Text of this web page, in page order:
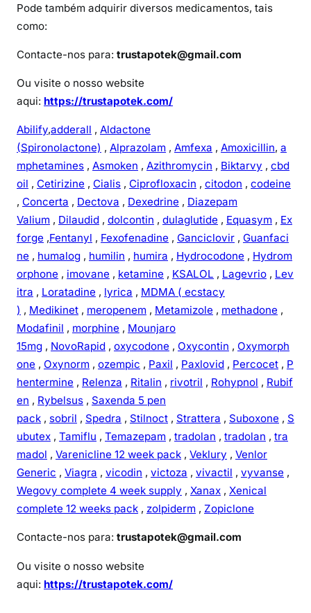
m
Pode também adquirir diversos medicamentos, tais
como:
Contacte-nos para: trustapotek@gmail.com
Ou visite o nosso website
aqui: https://trustapotek.com/
Abilify,adderall , Aldactone
(Spironolactone) , Alprazolam , Amfexa , Amoxicillin, a
mphetamines , Asmoken , Azithromycin , Biktarvy , cbd
oil , Cetirizine , Cialis , Ciprofloxacin , citodon , codeine
, Concerta , Dectova , Dexedrine , Diazepam
Valium , Dilaudid , dolcontin , dulaglutide , Equasym , Ex
forge ,Fentanyl , Fexofenadine , Ganciclovir , Guanfaci
ne , humalog , humilin , humira , Hydrocodone , Hydrom
orphone , imovane , ketamine , KSALOL , Lagevrio , Lev
itra , Loratadine , lyrica , MDMA ( ecstacy
) , Medikinet , meropenem , Metamizole , methadone ,
Modafinil , morphine , Mounjaro
15mg , NovoRapid , oxycodone , Oxycontin , Oxymorph
one , Oxynorm , ozempic , Paxil , Paxlovid , Percocet , P
hentermine , Relenza , Ritalin , rivotril , Rohypnol , Rubif
en , Rybelsus , Saxenda 5 pen
pack , sobril , Spedra , Stilnoct , Strattera , Suboxone , S
ubutex , Tamiflu , Temazepam , tradolan , tradolan , tra
madol , Varenicline 12 week pack , Veklury , Venlor
Generic , Viagra , vicodin , victoza , vivactil , vyvanse ,
Wegovy complete 4 week supply , Xanax , Xenical
complete 12 weeks pack , zolpiderm , Zopiclone
Contacte-nos para: trustapotek@gmail.com
Ou visite o nosso website
aqui: https://trustapotek.com/